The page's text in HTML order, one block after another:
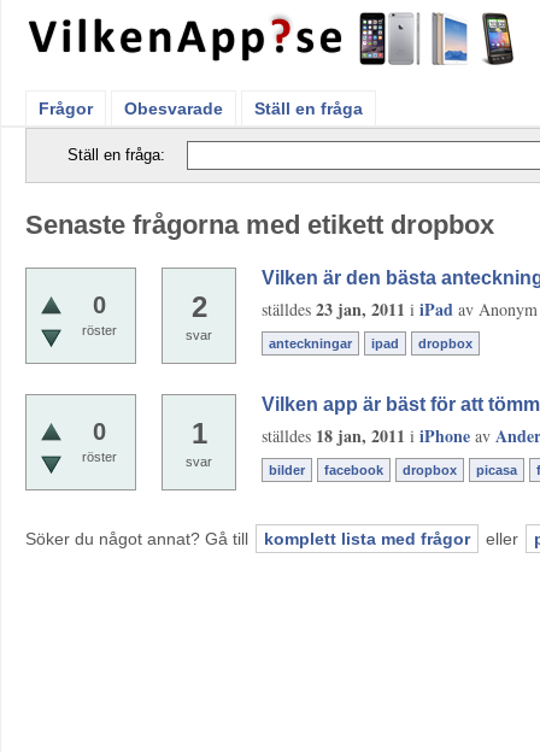
Frågor Obesvarade Ställ en fråga
Ställ en fråga:
Senaste frågorna med etikett dropbox
0
röster
2
svar
Vilken är den bästa
ställdes 23 jan, 2011 i iPad av Anonym
anteckningar ipad dropbox
0
röster
1
svar
Vilken app är bäst för att
ställdes 18 jan, 2011 i iPhone av
bilder facebook dropbox picasa
Söker du något annat? Gå till komplett lista med frågor eller